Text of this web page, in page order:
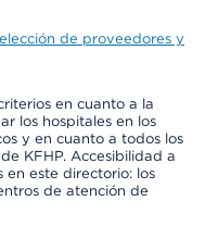
de proveedores y
en cuanto a la
los hospitales en los
y en cuanto a todos los
KFHP. Accesibilidad a
en este directorio: los
de atención de